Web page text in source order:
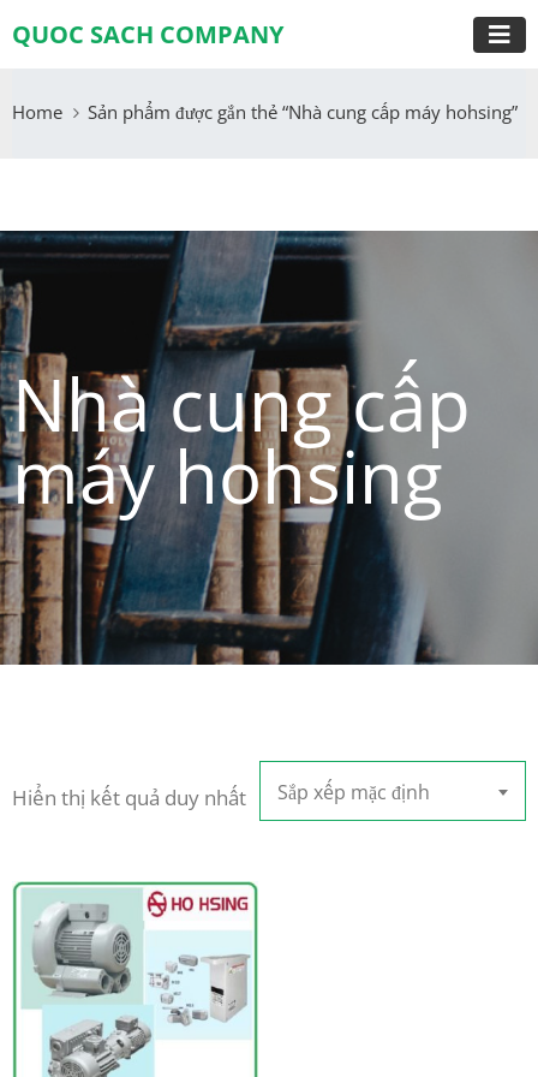
QUOC SACH COMPANY
Home Sản phẩm được gắn thẻ “Nhà cung cấp máy hohsing”
Nhà cung cấp
máy hohsing
Hiển thị kết quả duy nhất Sắp xếp mặc định